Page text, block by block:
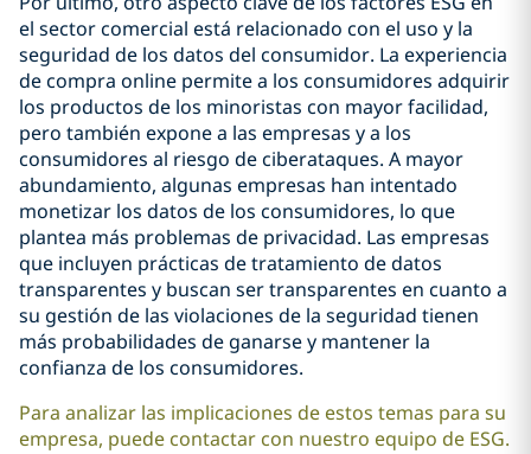
el sector comercial está relacionado con el uso y la
seguridad de los datos del consumidor. La experiencia
de compra online permite a los consumidores adquirir
los productos de los minoristas con mayor facilidad,
pero también expone a las empresas y a los
consumidores al riesgo de ciberataques. A mayor
abundamiento, algunas empresas han intentado
monetizar los datos de los consumidores, lo que
plantea más problemas de privacidad. Las empresas
que incluyen prácticas de tratamiento de datos
transparentes y buscan ser transparentes en cuanto a
su gestión de las violaciones de la seguridad tienen
más probabilidades de ganarse y mantener la
confianza de los consumidores.
Para analizar las implicaciones de estos temas para su
empresa, puede contactar con nuestro equipo de ESG.